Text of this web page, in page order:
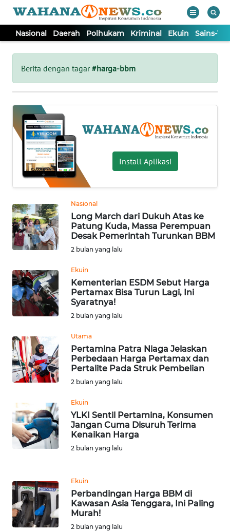
Nasional Daerah Polhukam Kriminal Ekuin Sains-
Berita dengan tagar#harga-bbm
Install Aplikasi
Nasional
Long March dari Dukuh Atas ke
Patung Kuda, Massa Perempuan
Desak Pemerintah Turunkan BBM
2 bulan yang lalu
Ekuin
Kementerian ESDM Sebut Harga
Pertamax Bisa Turun Lagi, Ini
Syaratnya!
2 bulan yang lalu
Utama
Pertamina Patra Niaga Jelaskan
Perbedaan Harga Pertamax dan
Pertalite Pada Struk Pembelian
2 bulan yang lalu
Ekuin
YLKI Sentil Pertamina, Konsumen
Jangan Cuma Disuruh Terima
Kenaikan Harga
2 bulan yang lalu
Ekuin
Perbandingan Harga BBM di
Kawasan Asia Tenggara, Ini Paling
Murah!
2 bulan yang lalu
Tutup
NASIONAL
DAERAH
POLHUKAM
KRIMINAL
EKUIN
SAINS-TEKNO
INTERNASIONAL
PENDIDIKAN
OLAHRAGA
OPINI
EDITORIAL
INDEKS
BERITA
KONTAK